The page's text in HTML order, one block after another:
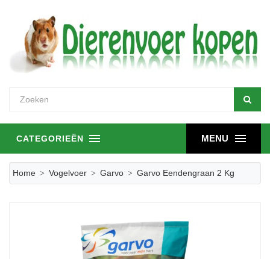
MENU
CATEGORIEËN
Home Vogelvoer Garvo Garvo Eendengraan 2 Kg